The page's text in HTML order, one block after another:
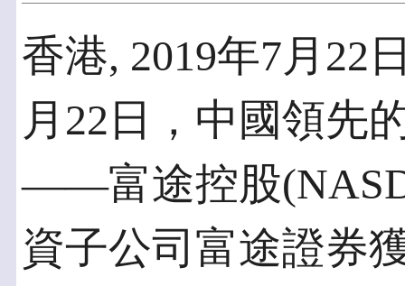
香港, 2019年7月22
月22日，中國領先
——富途控股
資子公司富途證券